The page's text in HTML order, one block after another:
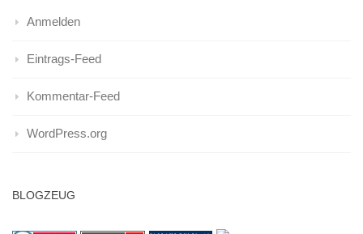
Anmelden
Eintrags-Feed
Kommentar-Feed
WordPress.org
BLOGZEUG